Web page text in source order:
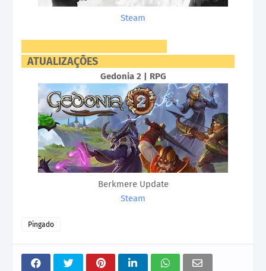
Steam
ATUALIZAÇÕES
Gedonia 2 | RPG
Berkmere Update
Steam
Pingado